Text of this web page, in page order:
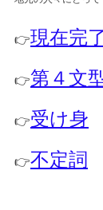
👉現在完
👉第４文
👉受け身
👉不定詞